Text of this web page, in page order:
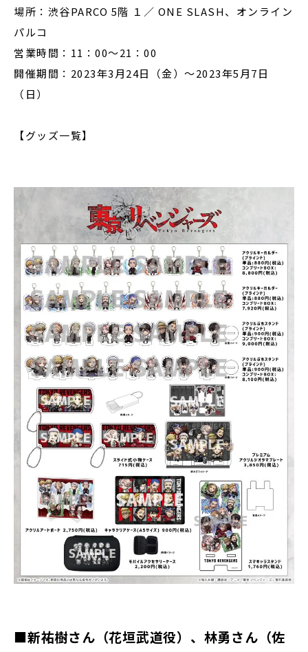
場所：渋谷PARCO 5階 １／ ONE SLASH、オンライン
パルコ
営業時間：11：00～21：00
開催期間：2023年3月24日（金）～2023年5月7日
（日）
【グッズ一覧】
■新祐樹さん（花垣武道役）、林勇さん（佐